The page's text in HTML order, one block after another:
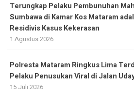
Terungkap Pelaku Pembunuhan
Sumbawa di Kamar Kos Mataram
Residivis Kasus Kekerasan
1 Agustus 2026
Polresta Mataram Ringkus Lima
Pelaku Penusukan Viral di Jalan
15 Juli 2026